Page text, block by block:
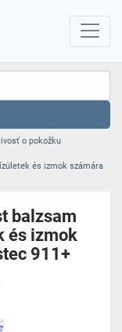
o pokožku
és izmok számára
balzsam
és izmok
911+